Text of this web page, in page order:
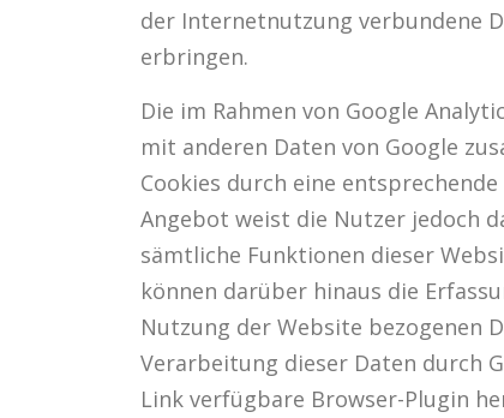
der Internetnutzung verbundene
erbringen.
Die im Rahmen von Google
mit anderen Daten von Google
Cookies durch eine
Angebot weist die Nutzer jedoch
sämtliche Funktionen dieser
können darüber hinaus die
Nutzung der Website bezogenen
Verarbeitung dieser Daten durch
Link verfügbare Browser-Plugin